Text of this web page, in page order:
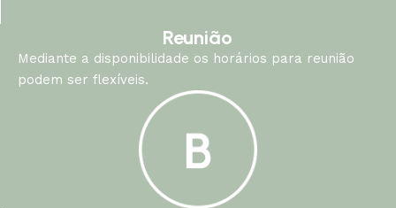
Reunião
Mediante a disponibilidade os horários para reunião
podem ser flexíveis.